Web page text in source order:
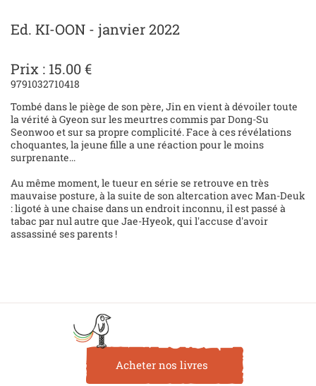
Ed. KI-OON - janvier 2022
Prix : 15.00 €
9791032710418
Tombé dans le piège de son père, Jin en vient à dévoiler toute
la vérité à Gyeon sur les meurtres commis par Dong-Su
Seonwoo et sur sa propre complicité. Face à ces révélations
choquantes, la jeune fille a une réaction pour le moins
surprenante...
Au même moment, le tueur en série se retrouve en très
mauvaise posture, à la suite de son altercation avec Man-Deuk
: ligoté à une chaise dans un endroit inconnu, il est passé à
tabac par nul autre que Jae-Hyeok, qui l'accuse d'avoir
assassiné ses parents !
Acheter nos livres